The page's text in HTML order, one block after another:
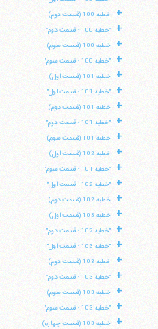
+ خطبه 100 (قسمت دوم)
+ "خطبه 100 - قسمت دوم"
+ خطبه 100 (قسمت سوم)
+ "خطبه 100 - قسمت سوم"
+ خطبه 101 (قسمت اول)
+ "خطبه 101 - قسمت اول"
+ خطبه 101 (قسمت دوم)
+ "خطبه 101 - قسمت دوم"
+ خطبه 101 (قسمت سوم)
+ خطبه 102 (قسمت اول)
+ "خطبه 101 - قسمت سوم"
+ "خطبه 102 - قسمت اول"
+ خطبه 102 (قسمت دوم)
+ خطبه 103 (قسمت اول)
+ "خطبه 102 - قسمت دوم"
+ "خطبه 103 - قسمت اول"
+ خطبه 103 (قسمت دوم)
+ "خطبه 103 - قسمت دوم"
+ خطبه 103 (قسمت سوم)
+ "خطبه 103 - قسمت سوم"
+ خطبه 103 (قسمت چهارم)